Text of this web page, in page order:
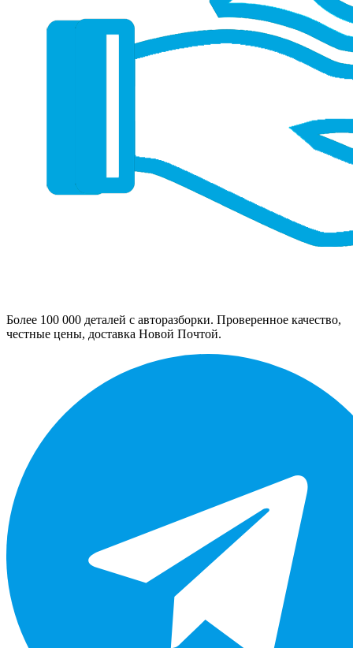
Более 100 000 деталей с авторазборки. Проверенное качество,
честные цены, доставка Новой Почтой.